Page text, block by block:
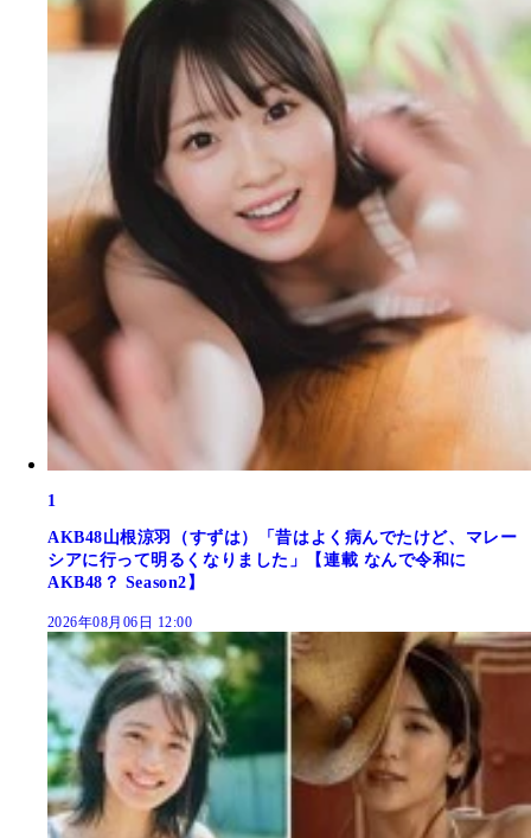
1
AKB48山根涼羽（すずは）「昔はよく病んでたけど、マレー
シアに行って明るくなりました」【連載 なんで令和に
AKB48？ Season2】
2026年08月06日 12:00